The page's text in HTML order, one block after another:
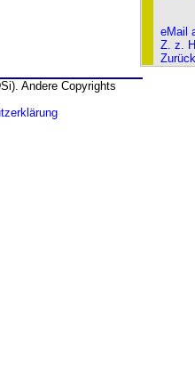
eMail
Z. z.
Andere Copyrights